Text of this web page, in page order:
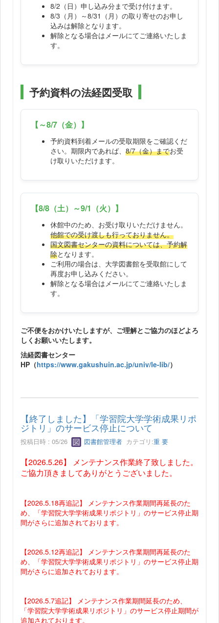
8/2（日）申し込み分まで受け付けます。
8/3（月）～8/31（月）の取り寄せのお申し
込みは解除となります。
解除となる場合はメールにてご連絡いたしま
す。
予約資料の法経図受取
【～8/7（金）】
予約資料到着メールの受取期限をご確認くだ
さい。期限内であれば、 8/7（金）までお受
け取りいただけます。
【8/8（土）～9/1（火）】
休館中のため、お受け取りいただけません。
他館での受け渡しも行っておりません。
国文図書センターの資料については、予約解
除となります。
ご利用の場合は、大学図書館を受取館にして
再度お申し込みください。
解除となる場合はメールにてご連絡いたしま
す。
ご不便をおかけいたしますが、ご理解とご協力のほどよろ
しくお願いいたします。
法経図書センター
HP（https://www.gakushuin.ac.jp/univ/le-lib/）
【終了しました】「学習院大学学術成果リポ
ジトリ」のサービス停止について
投稿日時 : 05/26 図書館管理者 カテゴリ:重 要
【2026.5.26】 メンテナンス作業終了致しました。
ご協力頂きましてありがとうございました。
【2026.5.18再追記】 メンテナンス作業期間再延長のた
め、「学習院大学学術成果リポジトリ」のサービス停止期
間がさらに追加されております。
【2026.5.12再追記】 メンテナンス作業期間再延長のた
め、「学習院大学学術成果リポジトリ」のサービス停止期
間がさらに追加されております。
【2026.5.7追記】 メンテナンス作業期間延長のため、
「学習院大学学術成果リポジトリ」のサービス停止期間が
追加されております。